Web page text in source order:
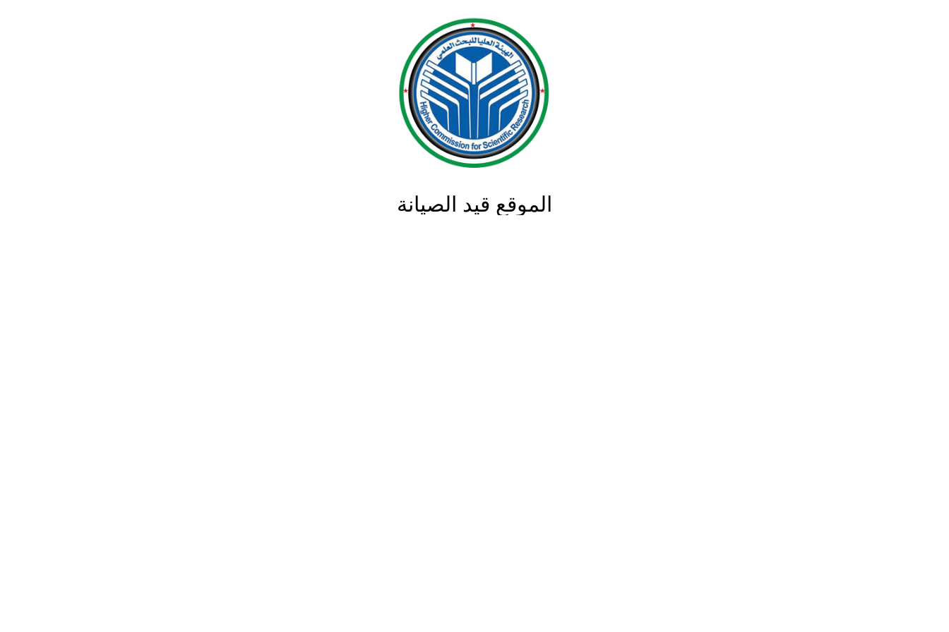
الموقع قيد الصيانة